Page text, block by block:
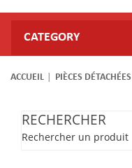
CATEGORY
ACCUEIL PIÈCES DÉTACHÉES
RECHERCHER
Rechercher un produit